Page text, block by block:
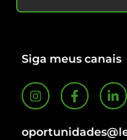
Siga meus canais